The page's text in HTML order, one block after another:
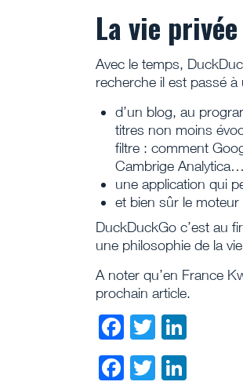
La vie
Avec le temps,
recherche il est passé
d’un blog, au
titres non moins
filtre : comment
Cambrige Analytica…
une application qui
et bien sûr le
DuckDuckGo c’est au
une philosophie de la
A noter qu’en France
prochain article.
Facebook
Twitter
Facebook
Twitter